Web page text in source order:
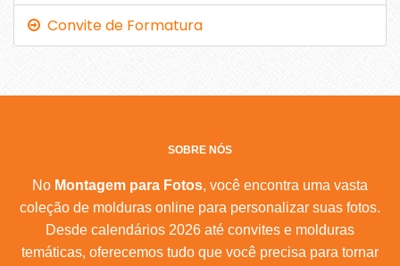
Convite de Formatura
SOBRE NÓS
No Montagem para Fotos, você encontra uma vasta
coleção de molduras online para personalizar suas fotos.
Desde calendários 2026 até convites e molduras
temáticas, oferecemos tudo que você precisa para tornar